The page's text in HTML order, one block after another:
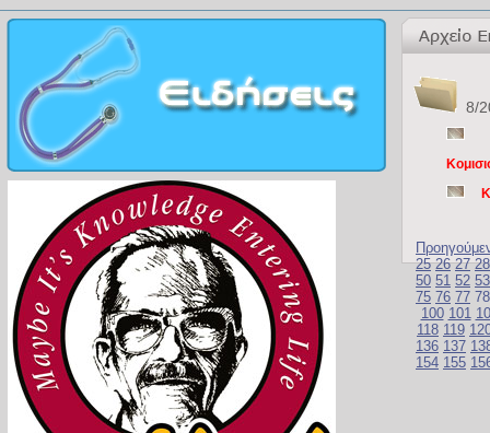
8/
25 26 27 28
50 51 52 53
75 76 77
100 101
118 119
136 137
154 155